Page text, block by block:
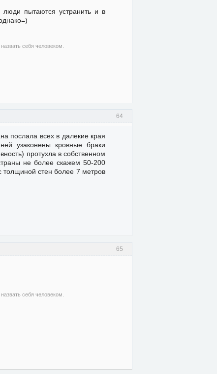
люди пытаются устранить и в
себя человеком.
64
послала всех в далекие края
узаконены кровные браки
протухла в собственном
не более скажем 50-200
толщиной стен более 7 метров
65
себя человеком.